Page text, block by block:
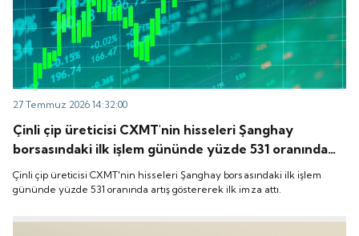
27 Temmuz 2026 14:32:00
Çinli çip üreticisi CXMT'nin hisseleri Şanghay
borsasındaki ilk işlem gününde yüzde 531 oranında
artış göstererek ilk imza attı.
Çinli çip üreticisi CXMT'nin hisseleri Şanghay borsasındaki ilk işlem
gününde yüzde 531 oranında artış göstererek ilk imza attı.